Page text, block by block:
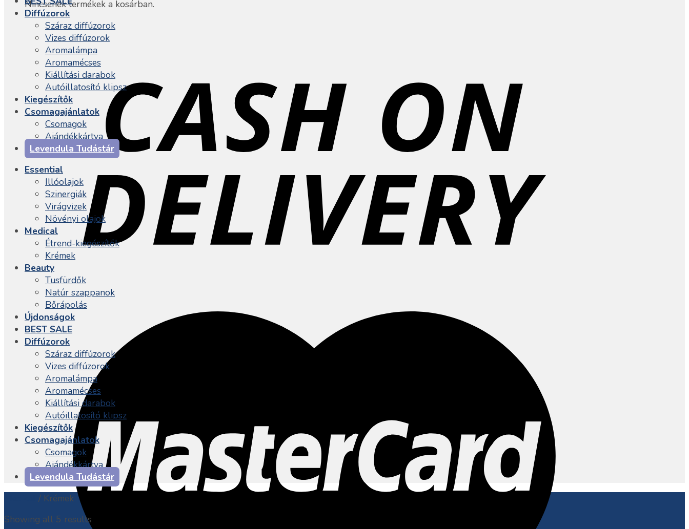
Nincsenek termékek a kosárban.
Diffúzorok
Száraz diffúzorok
Vizes diffúzorok
Aromalámpa
Aromamécses
Kiállítási darabok
Autóillatosító klipsz
Kiegészítők
Csomagajánlatok
Csomagok
Ajándékkártya
Levendula Tudástár
Essential
Illóolajok
Szinergiák
Virágvizek
Növényi olajok
Medical
Étrend-kiegészítők
Krémek
Beauty
Tusfürdők
Natúr szappanok
Bőrápolás
Újdonságok
BEST SALE
Diffúzorok
Száraz diffúzorok
Vizes diffúzorok
Aromalámpa
Aromamécses
Kiállítási darabok
Autóillatosító klipsz
Kiegészítők
Csomagajánlatok
Csomagok
Ajándékkártya
Levendula Tudástár
/ Krémek
Showing all 5 results